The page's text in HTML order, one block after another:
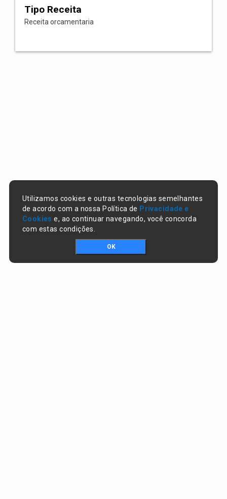
Tipo Receita
Receita orcamentaria
Utilizamos cookies e outras tecnologias semelhantes
de acordo com a nossa Política de Privacidade e
Cookies e, ao continuar navegando, você concorda
com estas condições.
OK